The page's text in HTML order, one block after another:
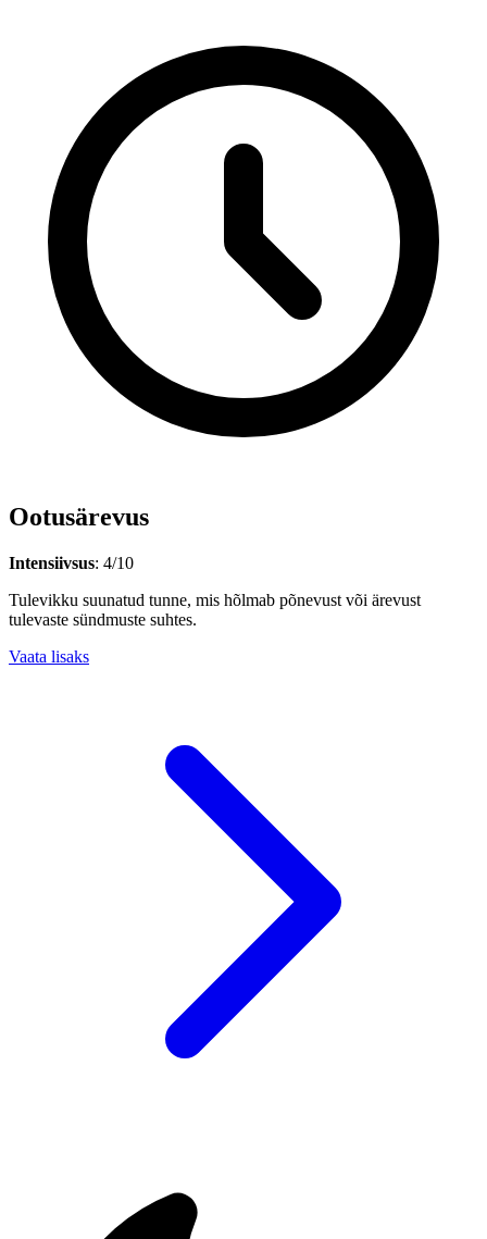
Ootusärevus
Intensiivsus: 4/10
Tulevikku suunatud tunne, mis hõlmab põnevust või ärevust
tulevaste sündmuste suhtes.
Vaata lisaks